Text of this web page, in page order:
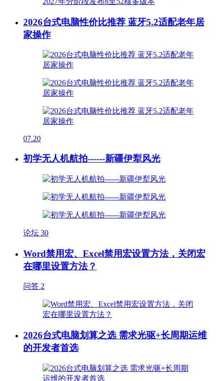
2026台式电脑性价比推荐 蓝牙5.2适配老年居
家操作
07.20
初学无人机航拍------新疆伊犁风光
论坛 30
Word禁用宏、Excel禁用宏设置方法，关闭宏
在哪里设置方法？
问答 2
2026台式电脑划算之选 需求光驱+长周期运维
的开发者首选